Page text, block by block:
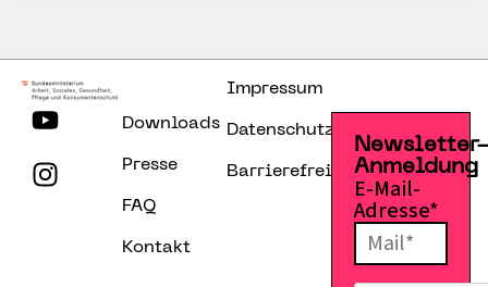
Downloads
Presse
FAQ
Kontakt
Impressum
Datenschutzerklärung
Barrierefreiheitserklärung
Anmeldung
E-Mail-
Adresse*